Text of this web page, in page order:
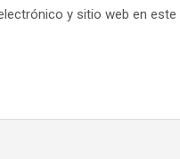
y sitio web en